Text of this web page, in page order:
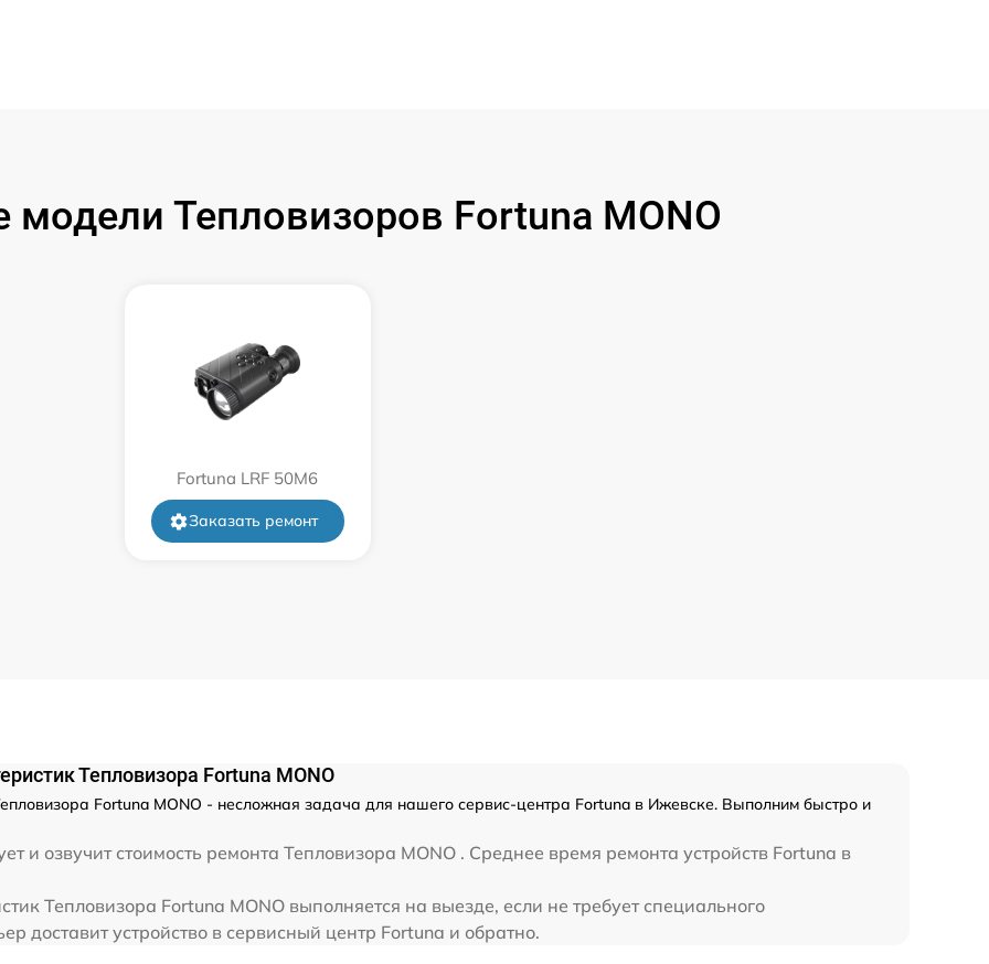
от 60 мин
от 60 мин
Тепловизоров Fortuna MONO
Fortuna LRF 50M6
Заказать ремонт
Тепловизора Fortuna MONO
Fortuna MONO - несложная задача для нашего сервис-центра Fortuna в Ижевске. Выполним быстро и
и озвучит стоимость ремонта Тепловизора MONO . Среднее время ремонта устройств Fortuna в
Тепловизора Fortuna MONO выполняется на выезде, если не требует специального
доставит устройство в сервисный центр Fortuna и обратно.